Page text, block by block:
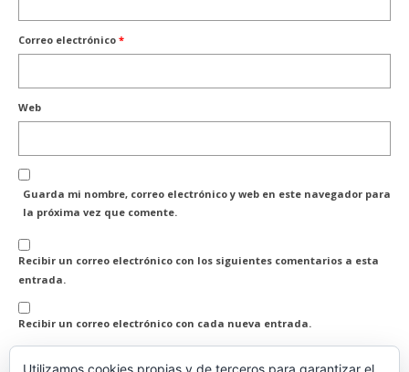
Correo electrónico *
Web
Guarda mi nombre, correo electrónico y web en este navegador para
la próxima vez que comente.
Recibir un correo electrónico con los siguientes comentarios a esta
entrada.
Recibir un correo electrónico con cada nueva entrada.
Utilizamos cookies propias y de terceros para garantizar el